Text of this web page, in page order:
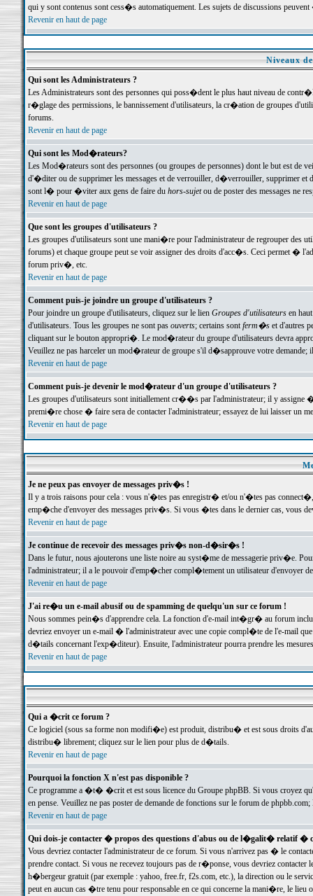
qui y sont contenus sont cess�s automatiquement. Les sujets de discussions
Revenir en haut de page
Niveaux
Qui sont les Administrateurs ?
Les Administrateurs sont des personnes qui poss�dent le plus haut niveau de
r�glage des permissions, le bannissement d'utilisateurs, la cr�ation de groupes
forums.
Revenir en haut de page
Qui sont les Mod�rateurs?
Les Mod�rateurs sont des personnes (ou groupes de personnes) dont le but est de
d'�diter ou de supprimer les messages et de verrouiller, d�verrouiller, supprimer
sont l� pour �viter aux gens de faire du hors-sujetou de poster des messages ne
Revenir en haut de page
Que sont les groupes d'utilisateurs ?
Les groupes d'utilisateurs sont une mani�re pour l'administrateur de regrouper des
forums) et chaque groupe peut se voir assigner des droits d'acc�s. Ceci permet
forum priv�, etc.
Revenir en haut de page
Comment puis-je joindre un groupe d'utilisateurs ?
Pour joindre un groupe d'utilisateurs, cliquez sur le lien Groupes d'utilisateursen haut
d'utilisateurs. Tous les groupes ne sont pas ouverts; certains sontferm�set d'autres
cliquant sur le bouton appropri�. Le mod�rateur du groupe d'utilisateurs devra
Veuillez ne pas harceler un mod�rateur de groupe s'il d�sapprouve votre demande;
Revenir en haut de page
Comment puis-je devenir le mod�rateur d'un groupe d'utilisateurs ?
Les groupes d'utilisateurs sont initiallement cr��s par l'administrateur; il y
premi�re chose � faire sera de contacter l'administrateur; essayez de lui laisser un
Revenir en haut de page
Je ne peux pas envoyer de messages priv�s !
Il y a trois raisons pour cela : vous n'�tes pas enregistr� et/ou n'�tes pas
emp�che d'envoyer des messages priv�s. Si vous �tes dans le dernier cas, vous
Revenir en haut de page
Je continue de recevoir des messages priv�s non-d�sir�s !
Dans le futur, nous ajouterons une liste noire au syst�me de messagerie priv�e.
l'administrateur; il a le pouvoir d'emp�cher compl�tement un utilisateur d'envoyer
Revenir en haut de page
J'ai re�u un e-mail abusif ou de spamming de quelqu'un sur ce forum !
Nous sommes pein�s d'apprendre cela. La fonction d'e-mail int�gr� au forum inclut
devriez envoyer un e-mail � l'administrateur avec une copie compl�te de l'e-mail
d�tails concernant l'exp�diteur). Ensuite, l'administrateur pourra prendre les
Revenir en haut de page
Qui a �crit ce forum ?
Ce logiciel (sous sa forme non modifi�e) est produit, distribu� et est sous droits
distribu� librement; cliquez sur le lien pour plus de d�tails.
Revenir en haut de page
Pourquoi la fonction X n'est pas disponible ?
Ce programme a �t� �crit et est sous licence du Groupe phpBB. Si vous croyez
en pense. Veuillez ne pas poster de demande de fonctions sur le forum de
Revenir en haut de page
Qui dois-je contacter � propos des questions d'abus ou de l�galit� relatif �
Vous devriez contacter l'administrateur de ce forum. Si vous n'arrivez pas � le
prendre contact. Si vous ne recevez toujours pas de r�ponse, vous devriez
h�bergeur gratuit (par exemple : yahoo, free.fr, f2s.com, etc.), la direction ou le
peut en aucun cas �tre tenu pour responsable en ce qui concerne la mani�re, le